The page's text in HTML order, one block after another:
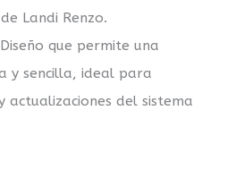
Landi Renzo.
que permite una
y sencilla, ideal para
actualizaciones del sistema